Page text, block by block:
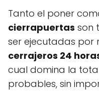
Tanto el poner
cierrapuertas son
ser ejecutadas por
cerrajeros 24
cual domina la
probables, sin